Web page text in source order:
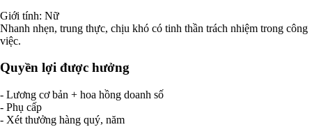
Giới tính: Nữ
Nhanh nhẹn, trung thực, chịu khó có tinh thần trách nhiệm trong công
việc.
Quyền lợi được hưởng
- Lương cơ bản + hoa hồng doanh số
- Phụ cấp
- Xét thưởng hàng quý, năm